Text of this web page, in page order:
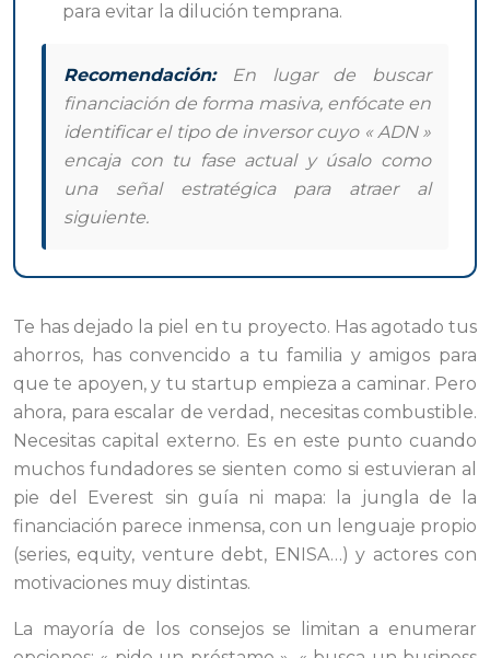
para evitar la dilución temprana.
Recomendación:En lugar de buscar
financiación de forma masiva, enfócate en
identificar el tipo de inversor cuyo « ADN »
encaja con tu fase actual y úsalo como
una señal estratégica para atraer al
siguiente.
Te has dejado la piel en tu proyecto. Has agotado tus
ahorros, has convencido a tu familia y amigos para
que te apoyen, y tu startup empieza a caminar. Pero
ahora, para escalar de verdad, necesitas combustible.
Necesitas capital externo. Es en este punto cuando
muchos fundadores se sienten como si estuvieran al
pie del Everest sin guía ni mapa: la jungla de la
financiación parece inmensa, con un lenguaje propio
(series, equity, venture debt, ENISA…) y actores con
motivaciones muy distintas.
La mayoría de los consejos se limitan a enumerar